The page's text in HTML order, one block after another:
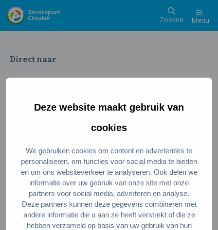
Deze website maakt gebruik van
cookies
We gebruiken cookies om content en advertenties te
personaliseren, om functies voor social media te bieden
en om ons websiteverkeer te analyseren. Ook delen we
informatie over uw gebruik van onze site met onze
partners voor social media, adverteren en analyse.
Deze partners kunnen deze gegevens combineren met
andere informatie die u aan ze heeft verstrekt of die ze
hebben verzameld op basis van uw gebruik van hun
Zoeken Menu
Direct naar
Wat is een circulaire samenleving
Meedoen als ondernemer
Circulaire producten en diensten
Wie zijn wij?
Over ons
Stel je vraag
Servicepunt Team
Veelgestelde vragen